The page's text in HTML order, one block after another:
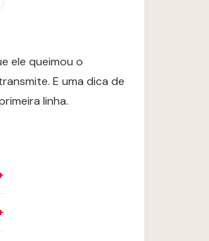
ele queimou o
E uma dica de
linha.